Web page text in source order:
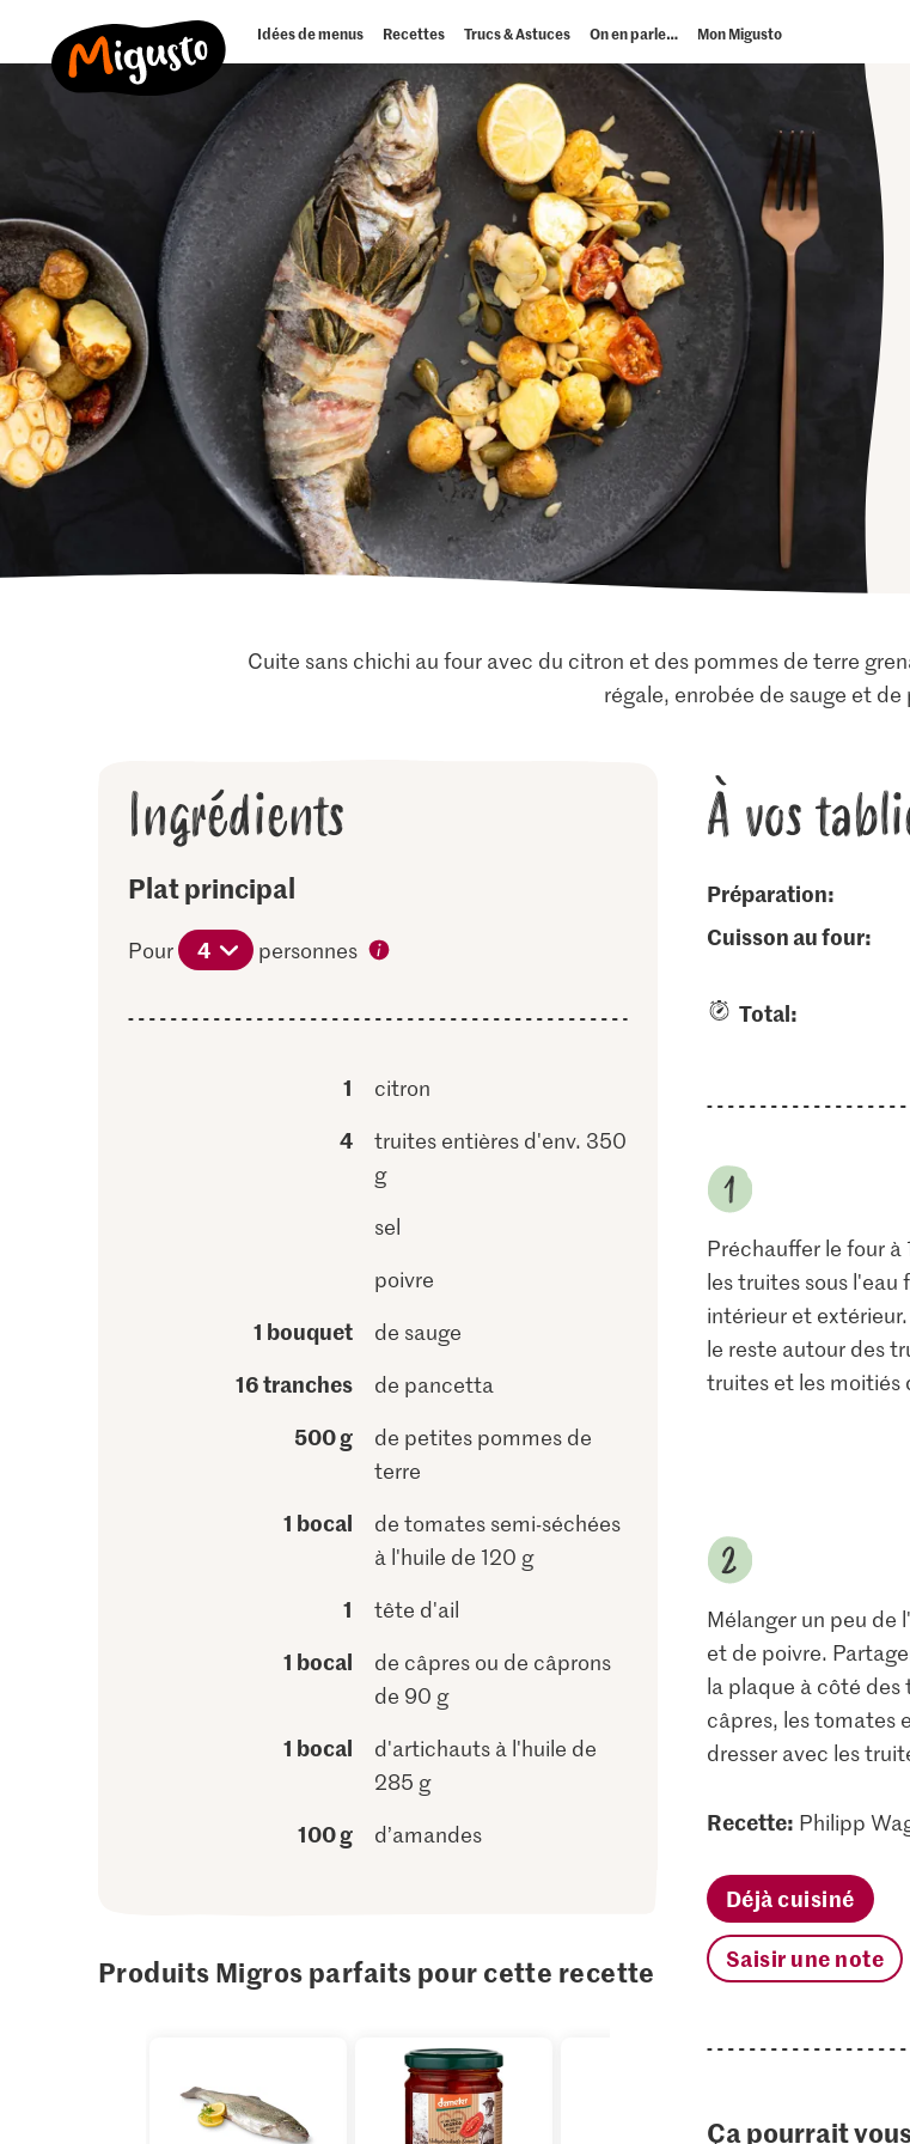
Idées de menus Recettes Trucs & Astuces On en parle… Mon Migusto
Cuite sans chichi au four avec du citron et des pommes de terre
régale, enrobée de sauge et
Ingrédients
Plat principal
Pour 4 personnes
1 citron
4
truites entières d'env. 350
g
sel
poivre
1 bouquet de sauge
16 tranches de pancetta
500 g
de petites pommes de
terre
1 bocal
de tomates semi-séchées
à l'huile de 120 g
1 tête d'ail
1 bocal
de câpres ou de câprons
de 90 g
1 bocal
d'artichauts à l'huile de
285 g
100 g d’amandes
Produits Migros parfaits pour cette recette
À vos
Préparation:
cuisson au four:
Total:
Préchauffer le four
les truites sous l'eau
intérieur et
le reste autour des
truites et les moitiés
Mélanger un peu de
et de poivre.
la plaque à côté des
câpres, les tomates
dresser avec les
Recette: Philipp
Déjà cuisiné
Saisir une note
Ça pourrait